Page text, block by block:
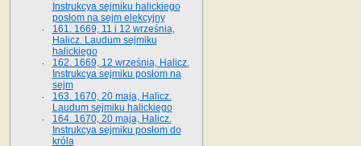
Instrukcya sejmiku halickiego
posłom na sejm elekcyjny
161. 1669, 11 i 12 września,
Halicz. Laudum sejmiku
halickiego
162. 1669, 12 września, Halicz.
Instrukcya sejmiku posłom na
sejm
163. 1670, 20 maja, Halicz.
Laudum sejmiku halickiego
164. 1670, 20 maja, Halicz.
Instrukcya sejmiku posłom do
króla